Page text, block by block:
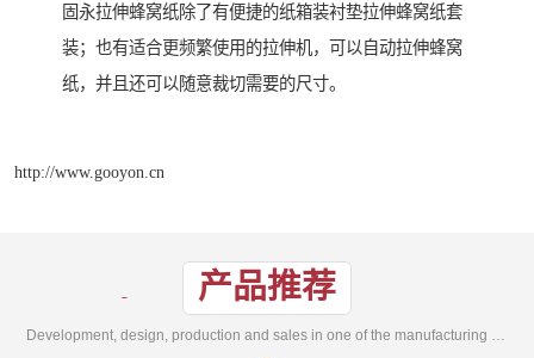
固永拉伸蜂窝纸除了有便捷的纸箱装衬垫拉伸蜂窝纸套
装；也有适合更频繁使用的拉伸机，可以自动拉伸蜂窝
纸，并且还可以随意裁切需要的尺寸。
http://www.gooyon.cn
产品推荐
Development, design, production and sales in one of the manufacturing enterprises